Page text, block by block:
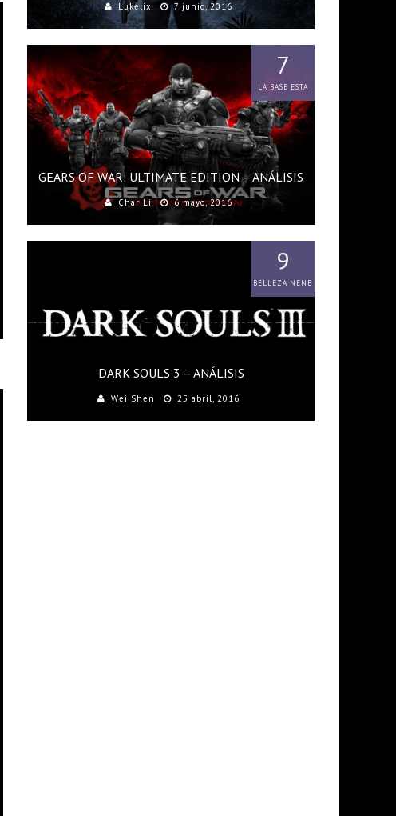
Lukelix 7 junio, 2016
GEARS OF WAR: ULTIMATE EDITION – ANÁLISIS
Char Li 6 mayo, 2016
7
LA BASE ESTA
DARK SOULS 3 – ANÁLISIS
Wei Shen 25 abril, 2016
9
BELLEZA NENE